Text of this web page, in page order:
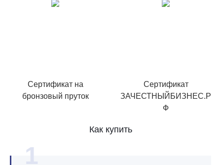
Сертификат на
бронзовый пруток
Сертификат
ЗАЧЕСТНЫЙБИЗНЕС.Р
Ф
Как купить
1